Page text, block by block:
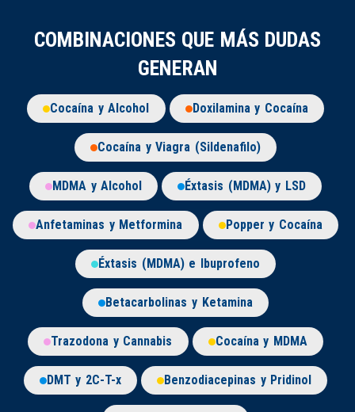
COMBINACIONES QUE MÁS DUDAS
GENERAN
Cocaína y Alcohol Doxilamina y Cocaína
Cocaína y Viagra (Sildenafilo)
MDMA y Alcohol Éxtasis (MDMA) y LSD
Anfetaminas y Metformina Popper y Cocaína
Éxtasis (MDMA) e Ibuprofeno
Betacarbolinas y Ketamina
Trazodona y Cannabis Cocaína y MDMA
DMT y 2C-T-x Benzodiacepinas y Pridinol